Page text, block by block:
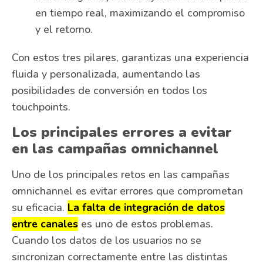
en tiempo real, maximizando el compromiso
y el retorno.
Con estos tres pilares, garantizas una experiencia
fluida y personalizada, aumentando las
posibilidades de conversión en todos los
touchpoints.
Los principales errores a evitar
en las campañas omnichannel
Uno de los principales retos en las campañas
omnichannel es evitar errores que comprometan
su eficacia. La falta de integración de datos
entre canales es uno de estos problemas.
Cuando los datos de los usuarios no se
sincronizan correctamente entre las distintas